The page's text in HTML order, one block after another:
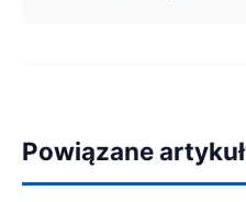
Powiązane